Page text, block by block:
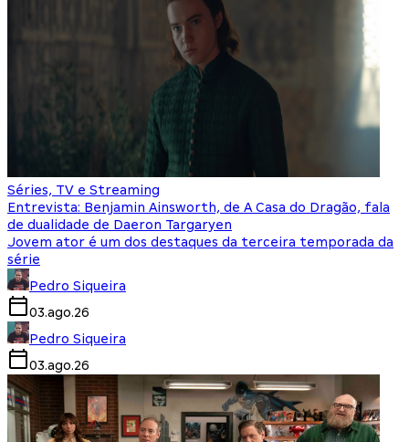
Séries, TV e Streaming
Entrevista: Benjamin Ainsworth, de A Casa do Dragão, fala
de dualidade de Daeron Targaryen
Jovem ator é um dos destaques da terceira temporada da
série
Pedro Siqueira
03.ago.26
Pedro Siqueira
03.ago.26